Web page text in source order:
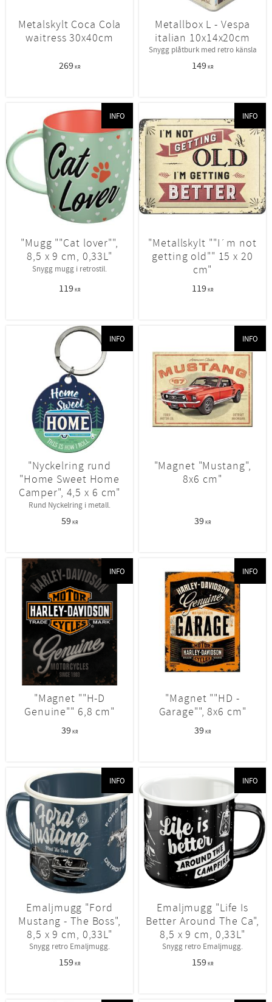
Metalskylt Coca Cola
waitress 30x40cm
269KR
Metallbox L - Vespa
italian 10x14x20cm
Snygg plåtburk med retro känsla
149KR
"Mugg ""Cat lover"",
8,5 x 9 cm, 0,33L"
Snygg mugg i retrostil.
119KR
INFO
"Metallskylt ""I´m not
getting old"" 15 x 20
cm"
119KR
INFO
"Nyckelring rund
"Home Sweet Home
Camper", 4,5 x 6 cm"
Rund Nyckelring i metall.
59KR
INFO
"Magnet "Mustang",
8x6 cm"
39KR
INFO
"Magnet ""H-D
Genuine"" 6,8 cm"
39KR
INFO
"Magnet ""HD -
Garage"", 8x6 cm"
39KR
INFO
Emaljmugg "Ford
Mustang - The Boss",
8,5 x 9 cm, 0,33L"
Snygg retro Emaljmugg.
159KR
INFO
Emaljmugg "Life Is
Better Around The Ca",
8,5 x 9 cm, 0,33L"
Snygg retro Emaljmugg.
159KR
INFO